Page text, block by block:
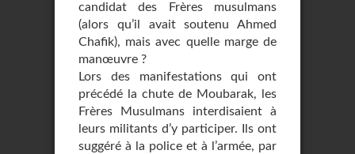
candidat des Frères musulmans
(alors qu’il avait soutenu Ahmed
Chafik), mais avec quelle marge de
manœuvre ?
Lors des manifestations qui ont
précédé la chute de Moubarak, les
Frères Musulmans interdisaient à
leurs militants d’y participer. Ils ont
suggéré à la police et à l’armée, par